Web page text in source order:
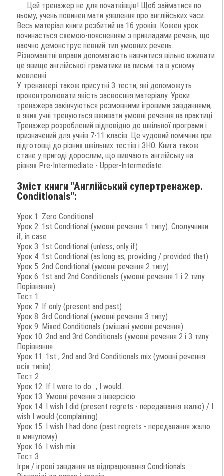
Цей тренажер не для початківців! Щоб займатися по
ньому, учень повинен мати уявлення про англійських часи.
Весь матеріал книги розбитий на 16 уроків. Кожен урок
починається схемою-поясненням з прикладами речень, що
наочно демонструє певний тип умовних речень.
Різноманітні вправи допомагають навчитися вільно вживати
це явище англійської граматики на письмі та в усному
мовленні.
У тренажері також присутні 3 тести, які допоможуть
проконтролювати якість засвоєння матеріалу. Уроки
тренажера закінчуються розмовними ігровими завданнями,
в яких учні тренуються вживати умовні речення на практиці.
Тренажер розроблений відповідно до шкільної програми і
призначений для учнів 7-11 класів. Це чудовий помічник при
підготовці до різних шкільних тестів і ЗНО. Книга також
стане у пригоді дорослим, що вивчають англійську на
рівнях Pre-Intermediate - Upper-Intermediate.
Зміст книги "Англійський супертренажер.
Conditionals":
Урок 1. Zero Conditional
Урок 2. 1st Conditional (умовні речення 1 типу). Сполучники
if, in case
Урок 3. 1st Conditional (unless, only if)
Урок 4. 1st Conditional (as long as, providing / provided that)
Урок 5. 2nd Conditional (умовні речення 2 типу)
Урок 6. 1st and 2nd Conditionals (умовні речення 1 і 2 типу.
Порівняння)
Тест 1
Урок 7. If only (present and past)
Урок 8. 3rd Conditional (умовні речення 3 типу)
Урок 9. Mixed Conditionals (змішані умовні речення)
Урок 10. 2nd and 3rd Conditionals (умовні речення 2 і 3 типу.
Порівняння
Урок 11. 1st , 2nd and 3rd Conditionals mix (умовні речення
всіх типів)
Тест 2
Урок 12. If I were to do..., I would...
Урок 13. Умовні речення з інверсією
Урок 14. I wish I did (present regrets - передавання жалю) / I
wish I would (complaining)
Урок 15. I wish I had done (past regrets - передавання жалю
в минулому)
Урок 16. I wish mix
Тест 3
Ігри / ігрові завдання на відпрацювання Conditionals